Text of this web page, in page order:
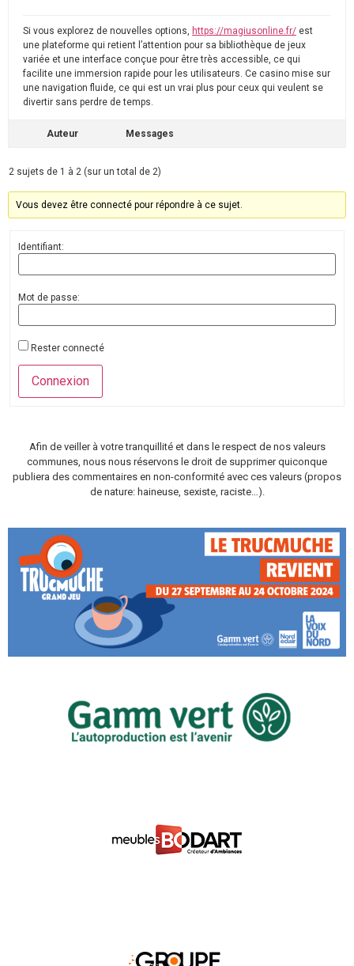
Si vous explorez de nouvelles options, https://magiusonline.fr/ est
une plateforme qui retient l’attention pour sa bibliothèque de jeux
variée et une interface conçue pour être très accessible, ce qui
facilite une immersion rapide pour les utilisateurs. Ce casino mise sur
une navigation fluide, ce qui est un vrai plus pour ceux qui veulent se
divertir sans perdre de temps.
Auteur Messages
2 sujets de 1 à 2 (sur un total de 2)
Vous devez être connecté pour répondre à ce sujet.
Identifiant:
Mot de passe:
Rester connecté
Connexion
Afin de veiller à votre tranquillité et dans le respect de nos valeurs
communes, nous nous réservons le droit de supprimer quiconque
publiera des commentaires en non-conformité avec ces valeurs (propos
de nature: haineuse, sexiste, raciste…).